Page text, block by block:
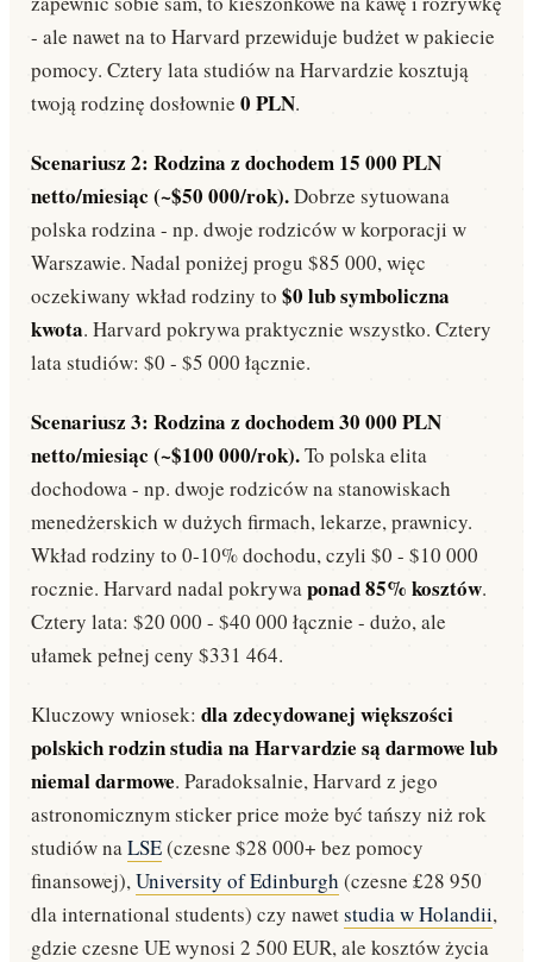
- ale nawet na to Harvard przewiduje budżet w pakiecie
pomocy. Cztery lata studiów na Harvardzie kosztują
twoją rodzinę dosłownie 0 PLN.
Scenariusz 2: Rodzina z dochodem 15 000 PLN
netto/miesiąc (~$50 000/rok).Dobrze sytuowana
polska rodzina - np. dwoje rodziców w korporacji w
Warszawie. Nadal poniżej progu $85 000, więc
oczekiwany wkład rodziny to $0 lub symboliczna
kwota. Harvard pokrywa praktycznie wszystko. Cztery
lata studiów: $0 - $5 000 łącznie.
Scenariusz 3: Rodzina z dochodem 30 000 PLN
netto/miesiąc (~$100 000/rok).To polska elita
dochodowa - np. dwoje rodziców na stanowiskach
menedżerskich w dużych firmach, lekarze, prawnicy.
Wkład rodziny to 0-10% dochodu, czyli $0 - $10 000
rocznie. Harvard nadal pokrywaponad 85% kosztów.
Cztery lata: $20 000 - $40 000 łącznie - dużo, ale
ułamek pełnej ceny $331 464.
Kluczowy wniosek: dla zdecydowanej większości
polskich rodzin studia na Harvardzie są darmowe lub
niemal darmowe. Paradoksalnie, Harvard z jego
astronomicznym sticker price może być tańszy niż rok
studiów naLSE(czesne $28 000+ bez pomocy
finansowej),University of Edinburgh (czesne £28 950
dla international students) czy nawetstudia w Holandii,
gdzie czesne UE wynosi 2 500 EUR, ale kosztów życia